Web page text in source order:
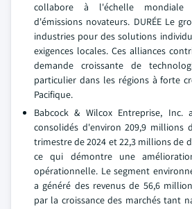
collabore à l'échelle
d'émissions novateurs. DURÉE Le
industries pour des solutions
exigences locales. Ces alliances
demande croissante de
particulier dans les régions à forte
Pacifique.
Babcock & Wilcox Entreprise, Inc.
consolidés d'environ 209,9 millions
trimestre de 2024 et 22,3 millions de
ce qui démontre une
opérationnelle. Le segment
a généré des revenus de 56,6
par la croissance des marchés tant